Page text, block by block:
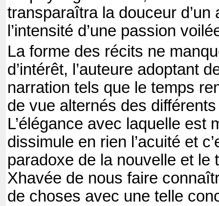
transparaîtra la douceur d’un
l’intensité d’une passion
La forme des récits ne
d’intérêt, l’auteure adoptant
narration tels que le temps
de vue alternés des
L’élégance avec laquelle est
dissimule en rien l’acuité et
paradoxe de la nouvelle et le
Xhavée de nous faire
de choses avec une telle